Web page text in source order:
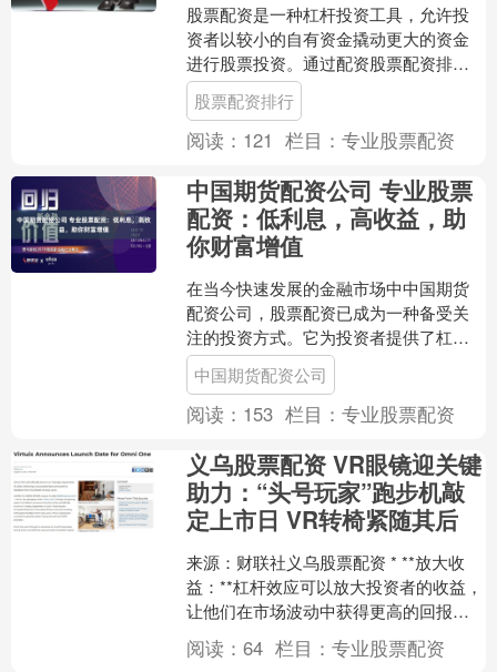
股票配资是一种杠杆投资工具，允许投
资者以较小的自有资金撬动更大的资金
进行股票投资。通过配资股票配资排
行，投资者可以放大投资收益，但同时
也增加了风险。 1. 严格....
股票配资排行
阅读： 121 栏目：专业股票配资
中国期货配资公司 专业股票
配资：低利息，高收益，助
你财富增值
在当今快速发展的金融市场中中国期货
配资公司，股票配资已成为一种备受关
注的投资方式。它为投资者提供了杠杆
效应，放大投资收益，实现财富增值。
1. 趋势交易策略：根....
中国期货配资公司
阅读： 153 栏目：专业股票配资
义乌股票配资 VR眼镜迎关键
助力：“头号玩家”跑步机敲
定上市日 VR转椅紧随其后
来源：财联社义乌股票配资 * **放大收
益：**杠杆效应可以放大投资者的收益，
让他们在市场波动中获得更高的回报。
对于强调“沉浸式体验”的虚拟现实设备而
言，一直....
阅读：64 栏目：专业股票配资